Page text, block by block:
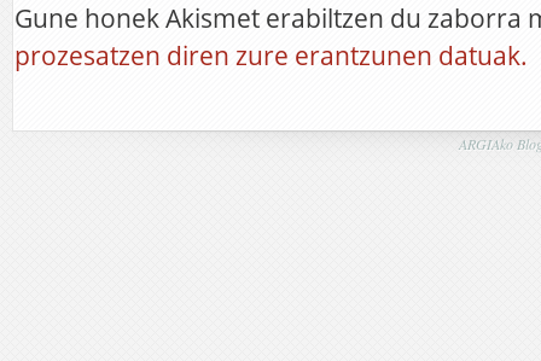
Gune honek Akismet erabiltzen du zaborra
prozesatzen diren zure erantzunen datuak.
ARGIAko